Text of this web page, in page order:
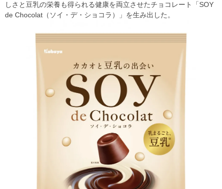
しさと豆乳の栄養も得られる健康を両立させたチョコレート「SOY
de Chocolat（ソイ・デ・ショコラ）」を生み出した。